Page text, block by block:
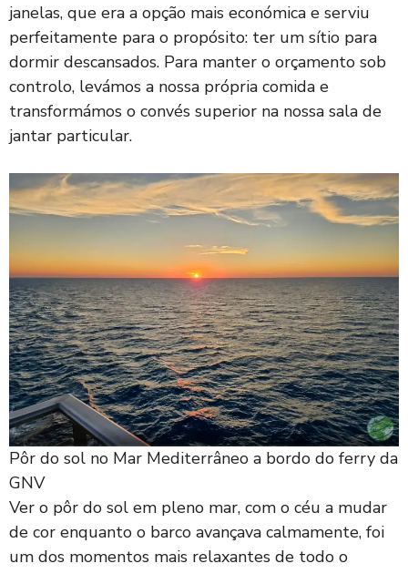
janelas, que era a opção mais económica e serviu
perfeitamente para o propósito: ter um sítio para
dormir descansados. Para manter o orçamento sob
controlo, levámos a nossa própria comida e
transformámos o convés superior na nossa sala de
jantar particular.
Pôr do sol no Mar Mediterrâneo a bordo do ferry da
GNV
Ver o pôr do sol em pleno mar, com o céu a mudar
de cor enquanto o barco avançava calmamente, foi
um dos momentos mais relaxantes de todo o